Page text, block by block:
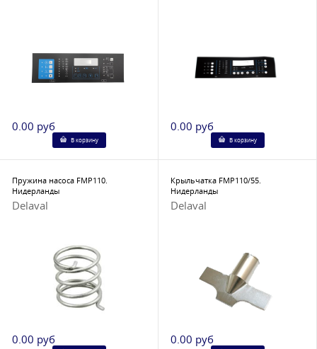
0.00 руб
В корзину
0.00 руб
В корзину
Пружина насоса FMP110.
Нидерланды
Delaval
0.00 руб
Крыльчатка FMP110/55.
Нидерланды
Delaval
0.00 руб